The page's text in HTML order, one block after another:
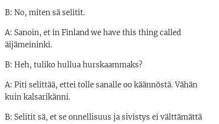
B: No, miten sä selitit.
A: Sanoin, et in Finland we have this thing called
äijämeininki.
B: Heh, tuliko hullua hurskaammaks?
A: Piti selittää, ettei tolle sanalle oo käännöstä. Vähän
kuin kalsarikänni.
B: Selitit sä, et se onnellisuus ja sivistys ei välttämättä